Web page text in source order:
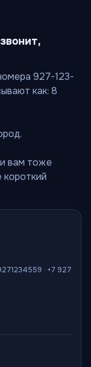
927-123-
как: 8
вам тоже
· +7 927